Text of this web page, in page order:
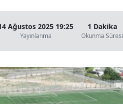
Ağustos 2025 19:25
Yayınlanma
1 Dakika
Okunma Süresi